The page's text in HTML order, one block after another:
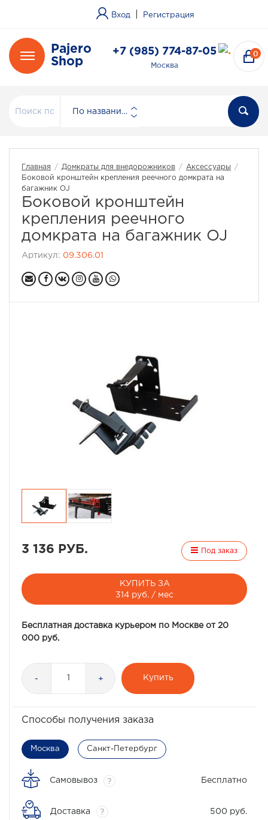
Вход Регистрация
Pajero
Shop
+7 (985) 774-87-05
Москва
0
По названию
Главная / Домкраты для внедорожников / Аксессуары
/
Боковой кронштейн крепления реечного домкрата на
багажник OJ
Боковой кронштейн
крепления реечного
домкрата на багажник OJ
Артикул: 09.306.01
3 136 РУБ. Под заказ
КУПИТЬ ЗА
314 руб. / мес
Бесплатная доставка курьером по Москве от 20
000 руб.
- + Купить
Способы получения заказа
Москва Санкт-Петербург
Самовывоз ? Бесплатно
Доставка ? 500 руб.